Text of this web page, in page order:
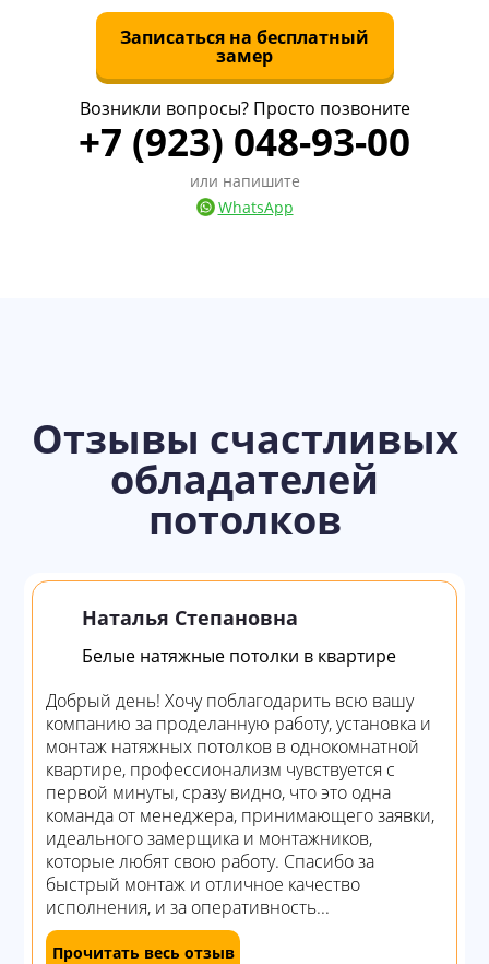
Записаться на бесплатный
замер
Возникли вопросы? Просто позвоните
+7 (923) 048-93-00
или напишите
WhatsApp
Отзывы счастливых
обладателей
потолков
Наталья Степановна
Белые натяжные потолки в квартире
Добрый день! Хочу поблагодарить всю вашу
компанию за проделанную работу, установка и
монтаж натяжных потолков в однокомнатной
квартире, профессионализм чувствуется с
первой минуты, сразу видно, что это одна
команда от менеджера, принимающего заявки,
идеального замерщика и монтажников,
которые любят свою работу. Спасибо за
быстрый монтаж и отличное качество
исполнения, и за оперативность...
Прочитать весь отзыв